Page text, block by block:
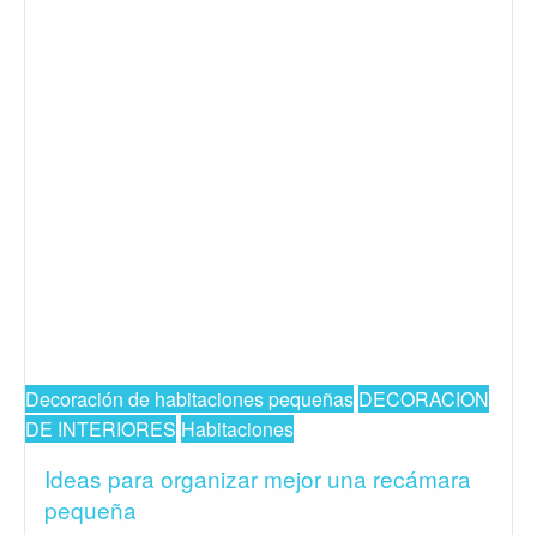
Decoración de habitaciones pequeñas DECORACION
DE INTERIORES Habitaciones
Ideas para organizar mejor una recámara
pequeña